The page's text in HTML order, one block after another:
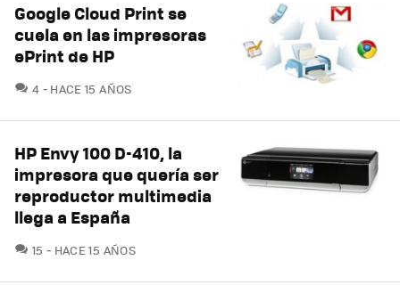
Google Cloud Print se
cuela en las impresoras
ePrint de HP
4 COMENTARIOS
HACE 15 AÑOS
HP Envy 100 D-410, la
impresora que quería ser
reproductor multimedia
llega a España
15 COMENTARIOS
HACE 15 AÑOS